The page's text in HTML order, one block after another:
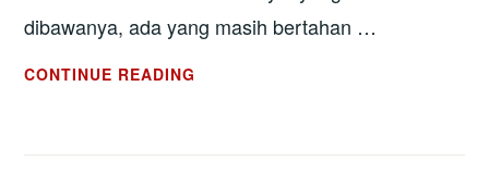
dibawanya, ada yang masih bertahan …
CONTINUE READING